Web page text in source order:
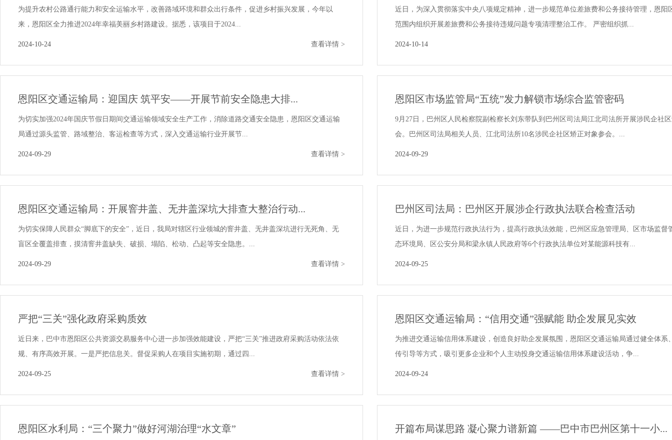
为提升农村公路通行能力和安全运输水平，改善路域环境和群众出行条件，促进乡村振兴发展，今年以
来，恩阳区全力推进2024年幸福美丽乡村路建设。据悉，该项目于2024...
2024-10-24 查看详情 >
近日，为深入贯彻落实中央八项规定精神，进一步规范单位差旅费和公务接待管理，恩阳
范围内组织开展差旅费和公务接待违规问题专项清理整治工作。 严密组织抓...
2024-10-14
恩阳区交通运输局：迎国庆 筑平安——开展节前安全隐患大排...
为切实加强2024年国庆节假日期间交通运输领域安全生产工作，消除道路交通安全隐患，恩阳区交通运输
局通过源头监管、路域整治、客运检查等方式，深入交通运输行业开展节...
2024-09-29 查看详情 >
恩阳区市场监管局“五统”发力解锁市场综合监管密码
9月27日，巴州区人民检察院副检察长刘东带队到巴州区司法局江北司法所开展涉民企社
会。巴州区司法局相关人员、江北司法所10名涉民企社区矫正对象参会。...
2024-09-29
恩阳区交通运输局：开展窨井盖、无井盖深坑大排查大整治行动...
为切实保障人民群众“脚底下的安全”，近日，我局对辖区行业领城的窨井盖、无井盖深坑进行无死角、无
盲区全覆盖排查，摸清窨井盖缺失、破损、塌陷、松动、凸起等安全隐患。...
2024-09-29 查看详情 >
巴州区司法局：巴州区开展涉企行政执法联合检查活动
近日，为进一步规范行政执法行为，提高行政执法效能，巴州区应急管理局、区市场监督
态环境局、区公安分局和梁永镇人民政府等6个行政执法单位对某能源科技有...
2024-09-25
严把“三关”强化政府采购质效
近日来，巴中市恩阳区公共资源交易服务中心进一步加强效能建设，严把“三关”推进政府采购活动依法依
规、有序高效开展。一是严把信息关。督促采购人在项目实施初期，通过四...
2024-09-25 查看详情 >
恩阳区交通运输局：“信用交通”强赋能 助企发展见实效
为推进交通运输信用体系建设，创造良好助企发展氛围，恩阳区交通运输局通过健全体系
传引导等方式，吸引更多企业和个人主动投身交通运输信用体系建设活动，争...
2024-09-24
恩阳区水利局：“三个聚力”做好河湖治理“水文章” 开篇布局谋思路 凝心聚力谱新篇 ——巴中市巴州区第十一小...